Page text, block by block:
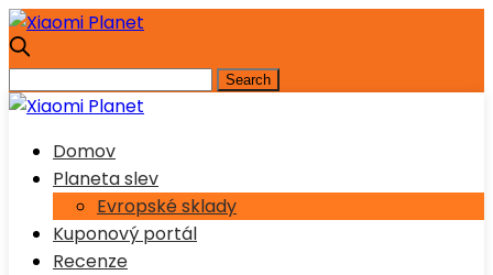
Domov
Planeta slev
Evropské sklady
Kuponový portál
Recenze